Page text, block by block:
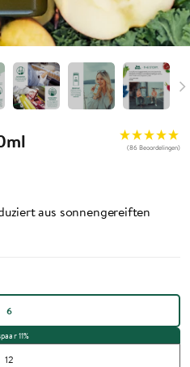
(86 Beoordelingen)
aus sonnengereiften
6
12